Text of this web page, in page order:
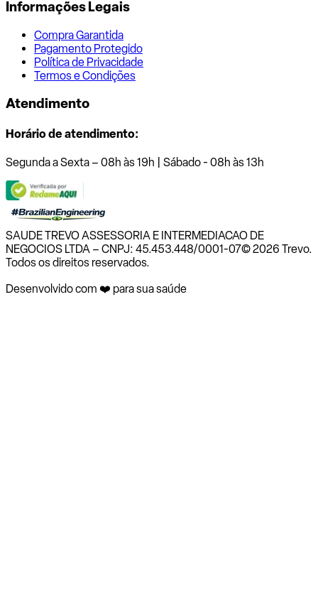
Informações Legais
Compra Garantida
Pagamento Protegido
Política de Privacidade
Termos e Condições
Atendimento
Horário de atendimento:
Segunda a Sexta – 08h às 19h | Sábado - 08h às 13h
SAUDE TREVO ASSESSORIA E INTERMEDIACAO DE
NEGOCIOS LTDA – CNPJ: 45.453.448/0001-07© 2026 Trevo.
Todos os direitos reservados.
Desenvolvido com ❤️ para sua saúde